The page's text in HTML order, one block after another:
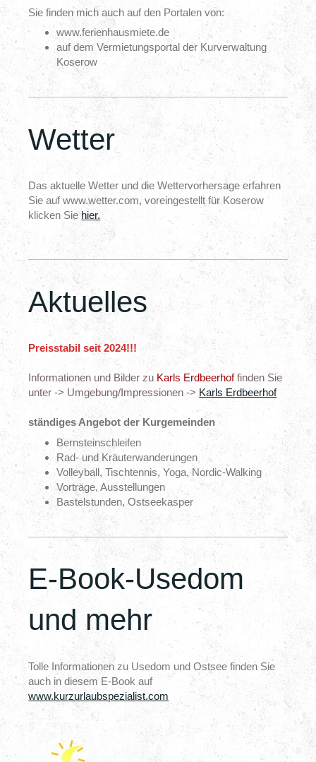
Sie finden mich auch auf den Portalen von:
www.ferienhausmiete.de
auf dem Vermietungsportal der Kurverwaltung
Koserow
Wetter
Das aktuelle Wetter und die Wettervorhersage erfahren
Sie auf www.wetter.com, voreingestellt für Koserow
klicken Sie hier.
Aktuelles
Preisstabil seit 2024!!!
Informationen und Bilder zu Karls Erdbeerhof finden Sie
unter -> Umgebung/Impressionen -> Karls Erdbeerhof
ständiges Angebot der Kurgemeinden
Bernsteinschleifen
Rad- und Kräuterwanderungen
Volleyball, Tischtennis, Yoga, Nordic-Walking
Vorträge, Ausstellungen
Bastelstunden, Ostseekasper
E-Book-Usedom
und mehr
Tolle Informationen zu Usedom und Ostsee finden Sie
auch in diesem E-Book auf
www.kurzurlaubspezialist.com